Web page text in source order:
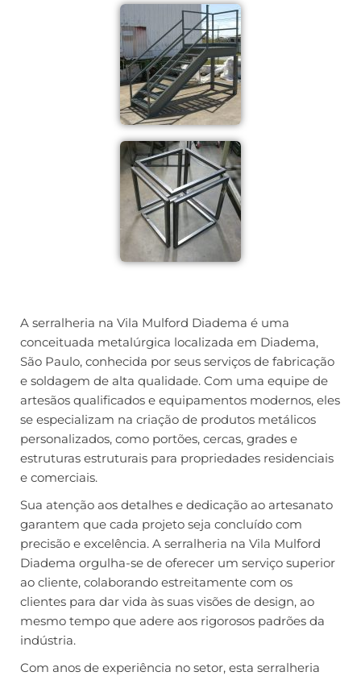
A serralheria na Vila Mulford Diadema é uma
conceituada metalúrgica localizada em Diadema,
São Paulo, conhecida por seus serviços de fabricação
e soldagem de alta qualidade. Com uma equipe de
artesãos qualificados e equipamentos modernos, eles
se especializam na criação de produtos metálicos
personalizados, como portões, cercas, grades e
estruturas estruturais para propriedades residenciais
e comerciais.
Sua atenção aos detalhes e dedicação ao artesanato
garantem que cada projeto seja concluído com
precisão e excelência. A serralheria na Vila Mulford
Diadema orgulha-se de oferecer um serviço superior
ao cliente, colaborando estreitamente com os
clientes para dar vida às suas visões de design, ao
mesmo tempo que adere aos rigorosos padrões da
indústria.
Com anos de experiência no setor, esta serralheria